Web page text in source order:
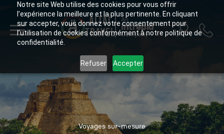
Notre site Web utilise des cookies pour vous offrir
l’expérience la meilleure et la plus pertinente. En cliquant
sur accepter, vous donnez votre consentement pour
l’utilisation de cookies conformément à notre politique de
confidentialité.
Refuser Accepter
ALTAÏ
TRAVEL
An
Intrepid
Company
Voyages sur-mesure